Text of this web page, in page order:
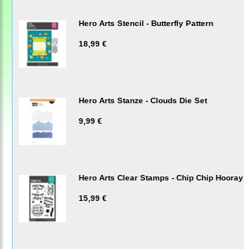
Hero Arts Stencil - Butterfly Pattern
18,99 €
Hero Arts Stanze - Clouds Die Set
9,99 €
Hero Arts Clear Stamps - Chip Chip Hooray
15,99 €